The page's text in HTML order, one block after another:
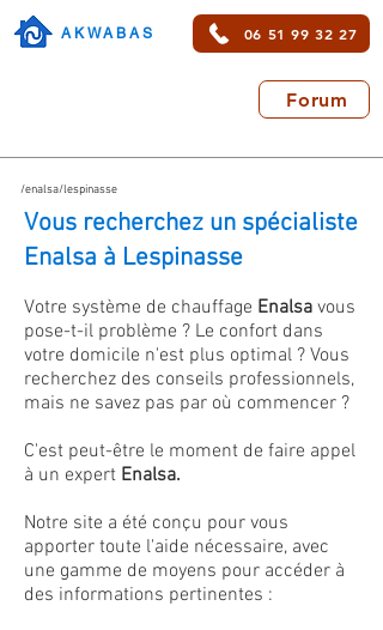
AKWABAS 06 51 99 32 27
Forum
/enalsa/lespinasse
Vous recherchez un spécialiste
Enalsa à Lespinasse
Votre système de chauffage Enalsa vous
pose-t-il problème ? Le confort dans
votre domicile n'est plus optimal ? Vous
recherchez des conseils professionnels,
mais ne savez pas par où commencer ?
C'est peut-être le moment de faire appel
à un expert Enalsa.
Notre site a été conçu pour vous
apporter toute l'aide nécessaire, avec
une gamme de moyens pour accéder à
des informations pertinentes :